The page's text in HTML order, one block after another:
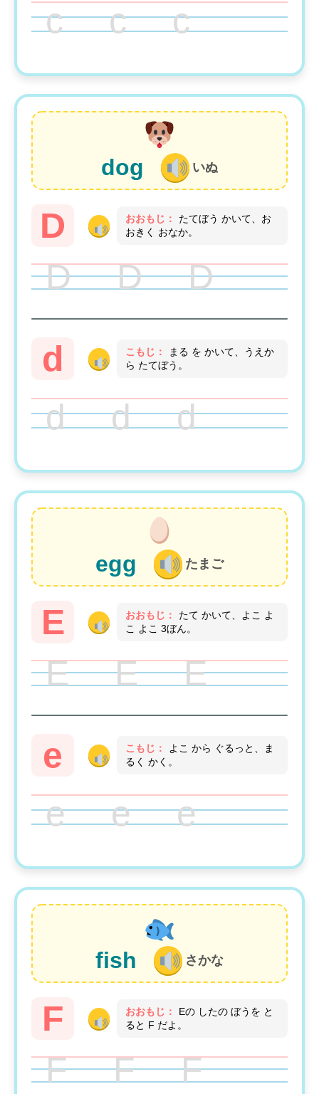
c c c
dog いぬ
D おおもじ：
たてぼう かいて、お
おきく おなか。
D D D
d こもじ：
まる を かいて、うえか
ら たてぼう。
d d d
egg たまご
E おおもじ：
たて かいて、よこ よ
こ よこ 3ぼん。
E E E
e こもじ：
よこ から ぐるっと、ま
るく かく。
e e e
fish さかな
F おおもじ：
Eの したの ぼうを と
ると F だよ。
F F F